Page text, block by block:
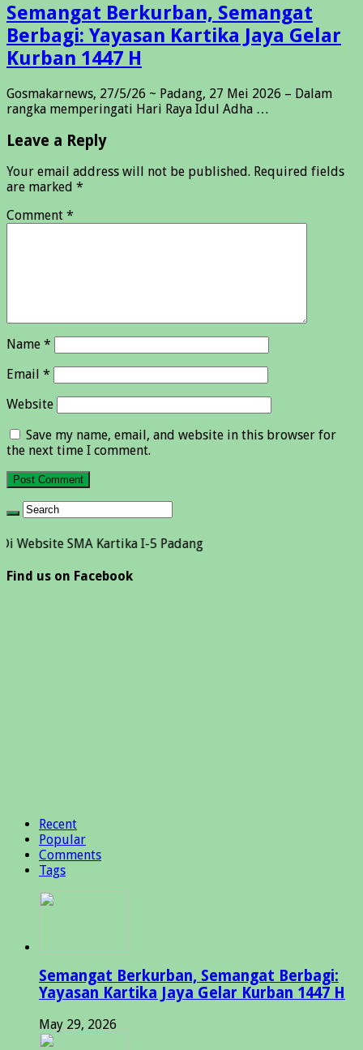
Semangat Berkurban, Semangat
Berbagi: Yayasan Kartika Jaya Gelar
Kurban 1447 H
Gosmakarnews, 27/5/26 ~ Padang, 27 Mei 2026 – Dalam
rangka memperingati Hari Raya Idul Adha …
Leave a Reply
Your email address will not be published. Required fields
are marked *
Comment *
Name *
Email *
Website
Save my name, email, and website in this browser for
the next time I comment.
SMA Kartika I-5 Padang
Find us on Facebook
Recent
Popular
Comments
Tags
Semangat Berkurban, Semangat Berbagi:
Yayasan Kartika Jaya Gelar Kurban 1447 H
May 29, 2026